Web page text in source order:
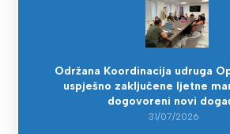
Održana Koordinacija udruga
uspješno zaključene ljetne
dogovoreni novi
31/07/2026